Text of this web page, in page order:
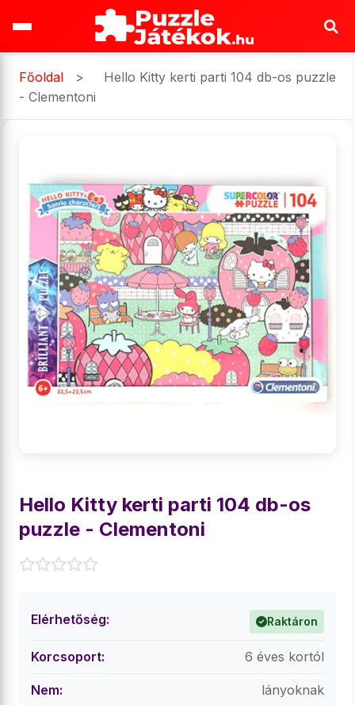
Főoldal >
Hello Kitty kerti parti 104 db-os puzzle
- Clementoni
Hello Kitty kerti parti 104 db-os
puzzle - Clementoni
Elérhetőség: Raktáron
Korcsoport: 6 éves kortól
Nem: lányoknak